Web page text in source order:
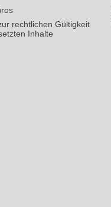
rechtlichen Gültigkeit
Inhalte